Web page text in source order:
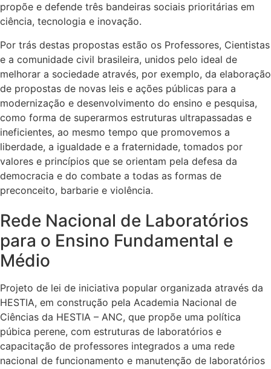
propõe e defende três bandeiras sociais prioritárias em
ciência, tecnologia e inovação.
Por trás destas propostas estão os Professores, Cientistas
e a comunidade civil brasileira, unidos pelo ideal de
melhorar a sociedade através, por exemplo, da elaboração
de propostas de novas leis e ações públicas para a
modernização e desenvolvimento do ensino e pesquisa,
como forma de superarmos estruturas ultrapassadas e
ineficientes, ao mesmo tempo que promovemos a
liberdade, a igualdade e a fraternidade, tomados por
valores e princípios que se orientam pela defesa da
democracia e do combate a todas as formas de
preconceito, barbarie e violência.
Rede Nacional de Laboratórios
para o Ensino Fundamental e
Médio
Projeto de lei de iniciativa popular organizada através da
HESTIA, em construção pela Academia Nacional de
Ciências da HESTIA – ANC, que propõe uma política
púbica perene, com estruturas de laboratórios e
capacitação de professores integrados a uma rede
nacional de funcionamento e manutenção de laboratórios